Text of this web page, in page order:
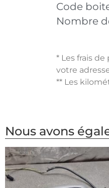
Code
Nombre
* Les frais
votre
** Les
Nous avons